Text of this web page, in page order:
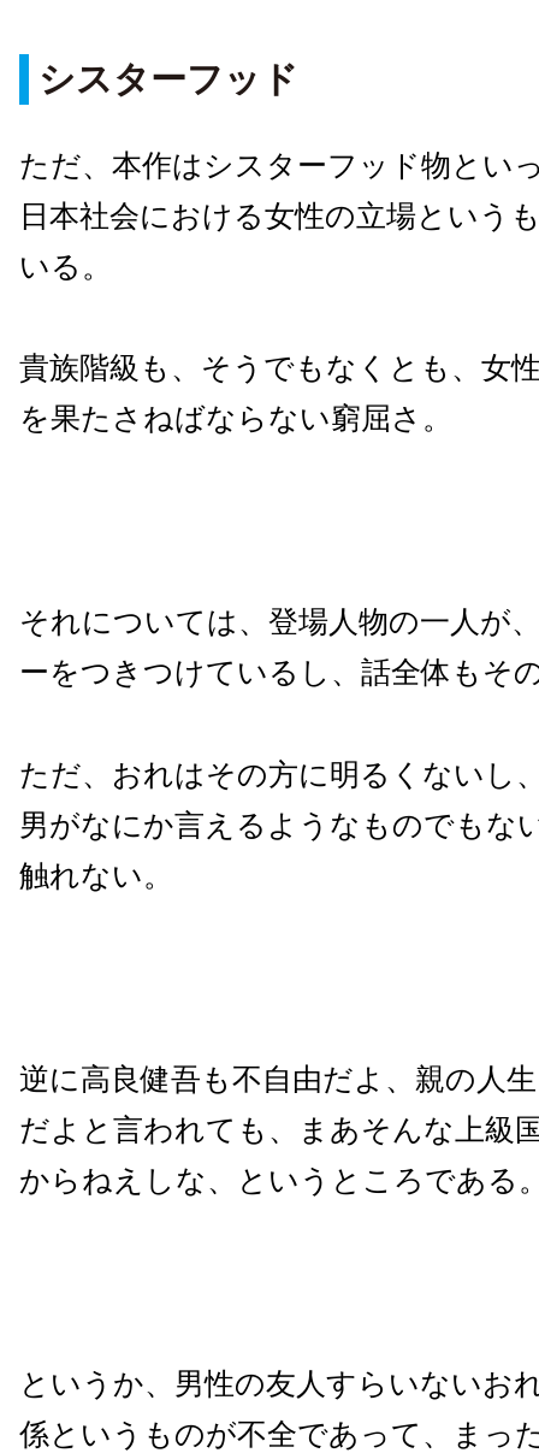
シスターフッド
ただ、本作はシスターフッド物とい
日本社会における女性の立場という
いる。
貴族階級も、そうでもなくとも、女
を果たさねばならない窮屈さ。
それについては、登場人物の一人が
ーをつきつけているし、話全体もそ
ただ、おれはその方に明るくないし
男がなにか言えるようなものでもな
触れない。
逆に高良健吾も不自由だよ、親の人
だよと言われても、まあそんな上級
からねえしな、というところである
というか、男性の友人すらいないお
係というものが不全であって、まっ